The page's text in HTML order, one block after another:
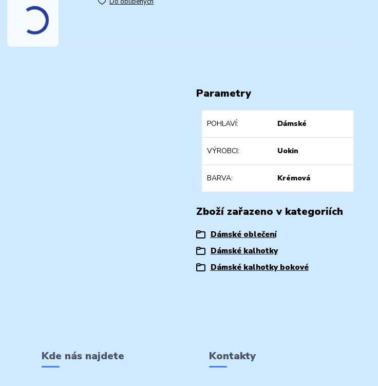
Parametry
POHLAVÍ Dámské
VÝROBCI Uokin
BARVA Krémová
Zboží zařazeno v kategoriích
Dámské oblečení
Dámské kalhotky
Dámské kalhotky bokové
Kde nás najdete Kontakty